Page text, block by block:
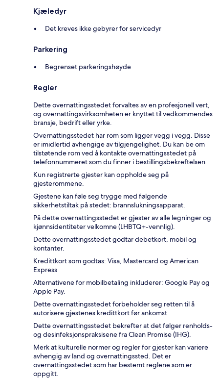
Kjæledyr
Det kreves ikke gebyrer for servicedyr
Parkering
Begrenset parkeringshøyde
Regler
Dette overnattingsstedet forvaltes av en profesjonell vert,
og overnattingsvirksomheten er knyttet til vedkommendes
bransje, bedrift eller yrke.
Overnattingsstedet har rom som ligger vegg i vegg. Disse
er imidlertid avhengige av tilgjengelighet. Du kan be om
tilstøtende rom ved å kontakte overnattingsstedet på
telefonnummeret som du finner i bestillingsbekreftelsen.
Kun registrerte gjester kan oppholde seg på
gjesterommene.
Gjestene kan føle seg trygge med følgende
sikkerhetstiltak på stedet: brannslukningsapparat.
På dette overnattingsstedet er gjester av alle legninger og
kjønnsidentiteter velkomne (LHBTQ+-vennlig).
Dette overnattingsstedet godtar debetkort, mobil og
kontanter.
Kredittkort som godtas: Visa, Mastercard og American
Express
Alternativene for mobilbetaling inkluderer: Google Pay og
Apple Pay.
Dette overnattingsstedet forbeholder seg retten til å
autorisere gjestenes kredittkort før ankomst.
Dette overnattingsstedet bekrefter at det følger renholds-
og desinfeksjonspraksisene fra Clean Promise (IHG).
Merk at kulturelle normer og regler for gjester kan variere
avhengig av land og overnattingssted. Det er
overnattingsstedet som har bestemt reglene som er
oppgitt.